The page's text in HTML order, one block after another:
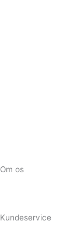
Om os
Kundeservice